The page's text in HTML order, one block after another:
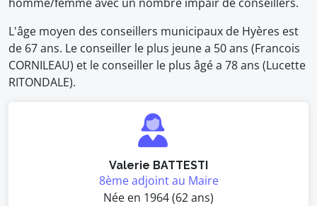
L'âge moyen des conseillers municipaux de Hyères est
de 67 ans. Le conseiller le plus jeune a 50 ans (Francois
CORNILEAU) et le conseiller le plus âgé a 78 ans (Lucette
RITONDALE).
Valerie BATTESTI
8ème adjoint au Maire
Née en 1964 (62 ans)